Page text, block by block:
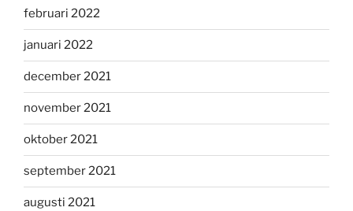
februari 2022
januari 2022
december 2021
november 2021
oktober 2021
september 2021
augusti 2021